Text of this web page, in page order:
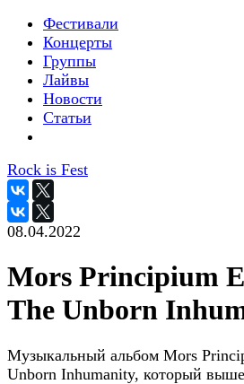
Фестивали
Концерты
Группы
Лайвы
Новости
Статьи
Rock is Fest
08.04.2022
Mors Principium
The Unborn
Музыкальный альбом Mors
Unborn Inhumanity, который